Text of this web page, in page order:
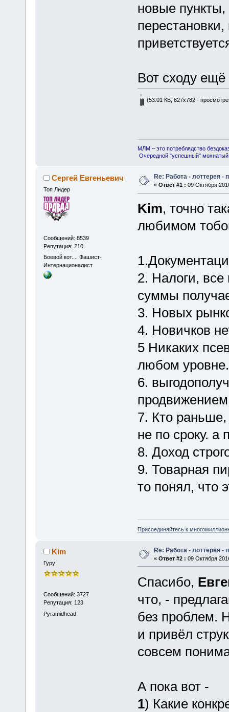
новые
Вот сходу ещё
(53.01 КБ, 827x782 -
МЛМ – это потреблядство
Очередной "успешный"
Сергей Евгеньевич
Топ Лидер
Сообщений: 8539
Репутация: 210
Боевой кот.... Фашист-
Интернационалист
Re: Работа - лоттерея -
« Ответ #1 : 09 Октября
Kim, точно
любимом
2. Налоги, все
суммы
3. Новых
4. Новичков
5 Никаких
любом уровне.
6.
7. Кто раньше,
не по сроку. а
8. Доход
9. Товарная
то понял, что
Присоединяйтесь к
Kim
Гуру
Сообщений: 3727
Репутация: 123
Pyramidhead
Re: Работа - лоттерея -
« Ответ #2 : 09 Октября
Спасибо,
что, -
без проблем.
и привёл
совсем
А пока вот -
1) Какие